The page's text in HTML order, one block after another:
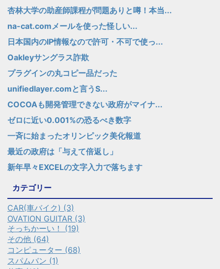
杏林大学の助産師課程が問題ありと噂！本当...
na-cat.comメールを使った怪しい...
日本国内のIP情報なので許可・不可で使っ...
Oakleyサングラス詐欺
プラグインの丸コピー品だった
unifiedlayer.comと言うS...
COCOAも開発管理できない政府がマイナ...
ゼロに近い0.001%の恐るべき数字
一斉に始まったオリンピック美化報道
最近の政府は「与えて倍返し」
新年早々EXCELの文字入力で落ちます
カテゴリー
CAR(車バイク) (3)
OVATION GUITAR (3)
そっちかーい！ (19)
その他 (64)
コンピューター (68)
スパムバン (1)